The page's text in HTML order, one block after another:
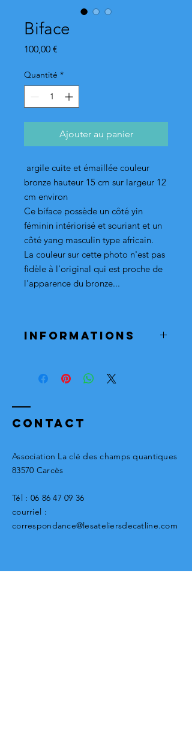
Biface
100,00 €
Quantité *
Ajouter au panier
argile cuite et émaillée couleur
bronze hauteur 15 cm sur largeur 12
cm environ
Ce biface possède un côté yin
féminin intériorisé et souriant et un
côté yang masculin type africain.
La couleur sur cette photo n'est pas
fidèle à l'original qui est proche de
l'apparence du bronze...
Informations
nos soins. Si toutefois l'objet arrive
endommagé, merci de nous le
dés réception.
Contact
Association La clé des champs quantiques
83570 Carcès
Tél : 06 86 47 09 36
courriel :
correspondance@lesateliersdecatline.com